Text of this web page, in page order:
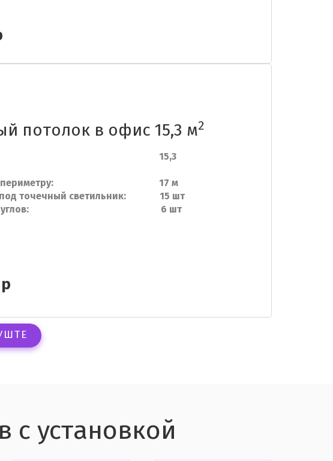
потолок в офис 15,3 м2
15,3
по периметру: 17 м
под точечный светильник: 15 шт
углов: 6 шт
с установкой